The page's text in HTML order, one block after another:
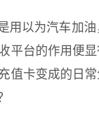
用以为汽车加
平台的作用便
值卡变成的日